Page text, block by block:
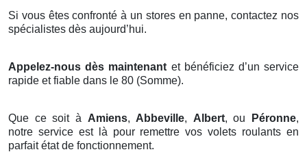
Si vous êtes confronté à un stores en panne, contactez nos
spécialistes dès aujourd’hui.
Appelez-nous dès maintenant et bénéficiez d’un service
rapide et fiable dans le 80 (Somme).
Que ce soit à Amiens, Abbeville, Albert, ou Péronne,
notre service est là pour remettre vos volets roulants en
parfait état de fonctionnement.